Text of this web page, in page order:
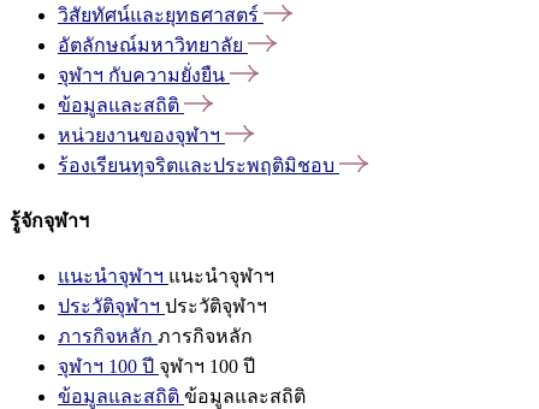
วิสัยทัศน์และยุทธศาสตร์
อัตลักษณ์มหาวิทยาลัย
จุฬาฯ กับความยั่งยืน
ข้อมูลและสถิติ
หน่วยงานของจุฬาฯ
ร้องเรียนทุจริตและประพฤติมิชอบ
รู้จักจุฬาฯ
แนะนำจุฬาฯ แนะนำจุฬาฯ
ประวัติจุฬาฯ ประวัติจุฬาฯ
ภารกิจหลัก ภารกิจหลัก
จุฬาฯ 100 ปี จุฬาฯ 100 ปี
ข้อมูลและสถิติ ข้อมูลและสถิติ